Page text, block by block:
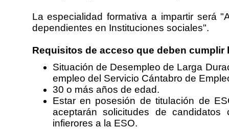
La especialidad formativa a impartir será
dependientes en Instituciones sociales".
Requisitos de acceso que deben
Situación de Desempleo de Larga
empleo del Servicio Cántabro de
30 o más años de edad.
Estar en posesión de titulación de
aceptarán solicitudes de
infierores a la ESO.